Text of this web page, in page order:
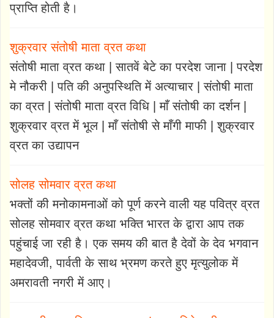
प्राप्ति होती है।
शुक्रवार संतोषी माता व्रत कथा
संतोषी माता व्रत कथा | सातवें बेटे का परदेश जाना | परदेश
मे नौकरी | पति की अनुपस्थिति में अत्याचार | संतोषी माता
का व्रत | संतोषी माता व्रत विधि | माँ संतोषी का दर्शन |
शुक्रवार व्रत में भूल | माँ संतोषी से माँगी माफी | शुक्रवार
व्रत का उद्यापन
सोलह सोमवार व्रत कथा
भक्तों की मनोकामनाओं को पूर्ण करने वाली यह पवित्र व्रत
सोलह सोमवार व्रत कथा भक्ति भारत के द्वारा आप तक
पहुंचाई जा रही है। एक समय की बात है देवों के देव भगवान
महादेवजी, पार्वती के साथ भ्रमण करते हुए मृत्युलोक में
अमरावती नगरी में आए।